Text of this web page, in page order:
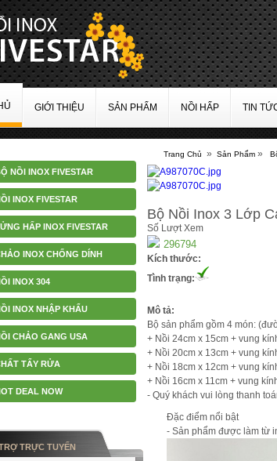
GIỚI THIỆU SẢN PHẨM NỒI HẤP TIN
NỒI INOX FIVESTAR
INOX FIVESTAR
HẤP INOX FIVESTAR
INOX CHỐNG DÍNH
INOX 304
INOX NHẬP KHẨU
CHẢO GANG USA
TẨY RỬA
DEAL NOW
TRỰC TUYẾN
Trang Chủ » Sản Phẩm »
Bộ Nồi Inox 3 Lớp
Số Lượt Xem
296794
Kích thước:
Tình trạng:
Mô tả:
Bộ sản phẩm gồm 4 món:
+ Nồi 24cm x 15cm + vung
+ Nồi 20cm x 13cm + vung
+ Nồi 18cm x 12cm + vung
+ Nồi 16cm x 11cm + vung
- Quý khách vui lòng thanh
Đặc điểm nổi bật
- Sản phẩm được làm từ